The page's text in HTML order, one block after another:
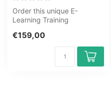
Order this unique E-
Learning Training
with React and Flu...
€159,00